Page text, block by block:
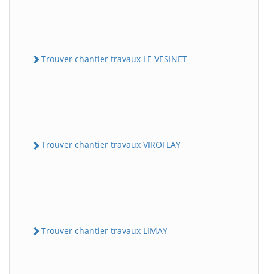
Trouver chantier travaux LE VESINET
Trouver chantier travaux VIROFLAY
Trouver chantier travaux LIMAY